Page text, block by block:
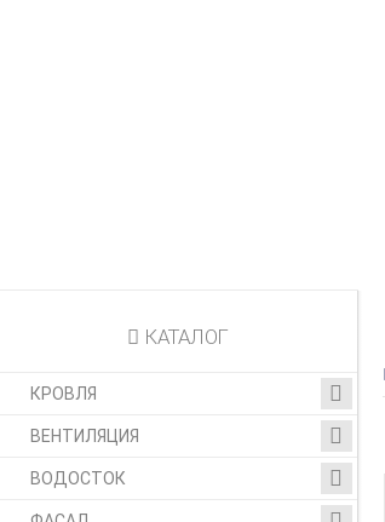
КАТАЛОГ
КРОВЛЯ
ВЕНТИЛЯЦИЯ
ВОДОСТОК